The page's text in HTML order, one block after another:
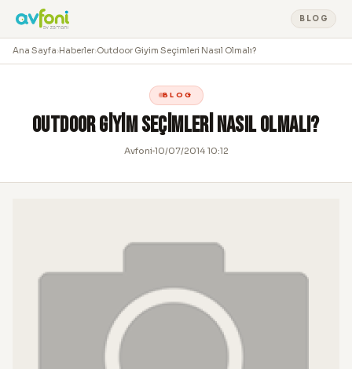
BLOG
Ana Sayfa›Haberler›Outdoor Giyim Seçimleri Nasıl Olmalı?
BLOG
Outdoor Giyim Seçimleri Nasıl Olmalı?
Avfoni 10/07/2014 10:12